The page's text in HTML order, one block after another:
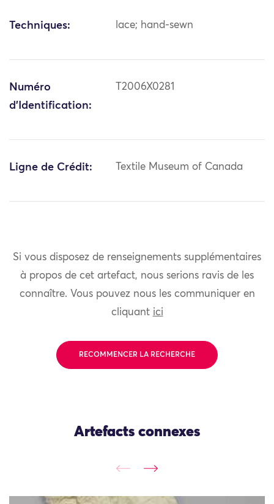
Techniques: lace; hand-sewn
Numéro
d'Identification:
T2006X0281
Ligne de Crédit: Textile Museum of Canada
Si vous disposez de renseignements supplémentaires
à propos de cet artefact, nous serions ravis de les
connaître. Vous pouvez nous les communiquer en
cliquant ici
RECOMMENCER LA RECHERCHE
Artefacts connexes